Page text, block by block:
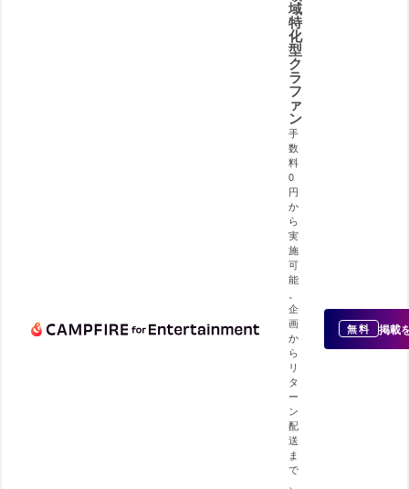
域
特
化
型
ク
ラ
フ
ァ
ン
手
数
料
0
円
か
ら
実
施
可
能
企
画
か
ら
リ
タ
ー
ン
配
送
ま
で
無料 掲載